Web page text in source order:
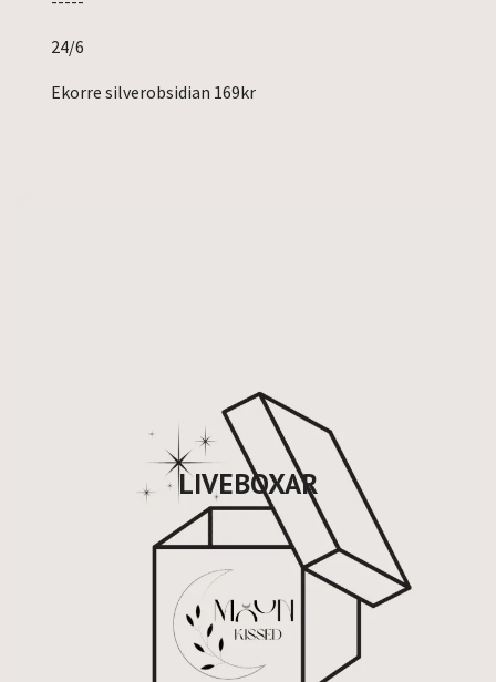
LIVEBOXAR
24/6
Ekorre silverobsidian 169kr